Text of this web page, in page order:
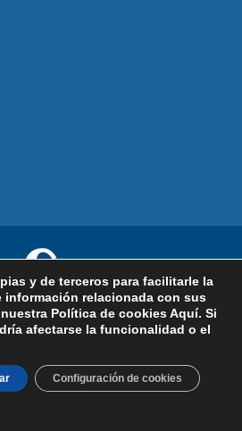
especialistas en cirugía plástica,
Todos los derechos reservados.
y de terceros para facilitarle la
información relacionada con sus
Política de cookiesAquí. Si
afectarse la funcionalidad o el
Configuración de cookies
RGPD